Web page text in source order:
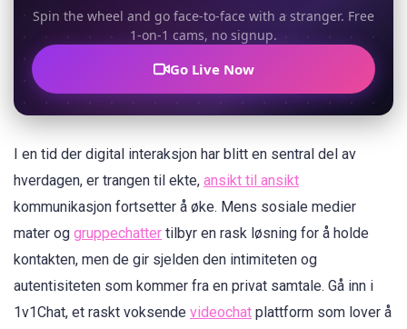
Spin the wheel and go face-to-face with a stranger. Free
1-on-1 cams, no signup.
Go Live Now
I en tid der digital interaksjon har blitt en sentral del av
hverdagen, er trangen til ekte, ansikt til ansikt
kommunikasjon fortsetter å øke. Mens sosiale medier
mater og gruppechatter tilbyr en rask løsning for å holde
kontakten, men de gir sjelden den intimiteten og
autentisiteten som kommer fra en privat samtale. Gå inn i
1v1Chat, et raskt voksende videochat plattform som lover å